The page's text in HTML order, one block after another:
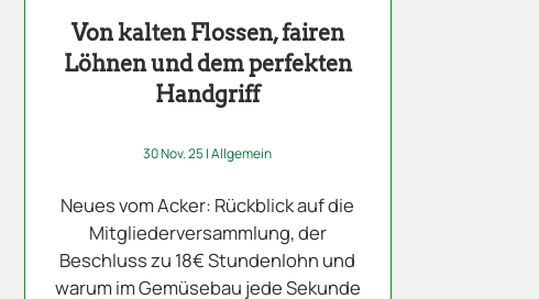
Von kalten Flossen, fairen
Löhnen und dem perfekten
Handgriff
30 Nov. 25|Allgemein
Neues vom Acker: Rückblick auf die
Mitgliederversammlung, der
Beschluss zu 18€ Stundenlohn und
warum im Gemüsebau jede Sekunde